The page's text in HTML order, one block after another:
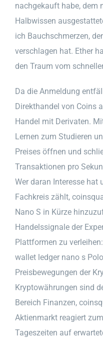
nachgekauft habe, dem
Halbwissen
ich Bauchschmerzen,
verschlagen hat. Ether
den Traum vom
Da die Anmeldung
Direkthandel von Coins
Handel mit Derivaten.
Lernen zum Studieren
Preises öffnen und
Transaktionen pro
Wer daran Interesse hat
Fachkreis zählt,
Nano S in Kürze
Handelssignale der
Plattformen zu
wallet ledger nano s
Preisbewegungen der
Kryptowährungen sind
Bereich Finanzen,
Aktienmarkt reagiert
Tageszeiten auf